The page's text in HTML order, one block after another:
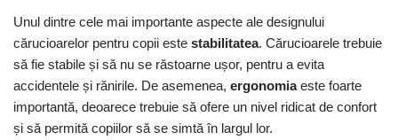
Unul dintre cele mai importante aspecte ale designului
cărucioarelor pentru copii este stabilitatea. Cărucioarele trebuie
să fie stabile și să nu se răstoarne ușor, pentru a evita
accidentele și rănirile. De asemenea, ergonomiaeste foarte
importantă, deoarece trebuie să ofere un nivel ridicat de confort
și să permită copiilor să se simtă în largul lor.